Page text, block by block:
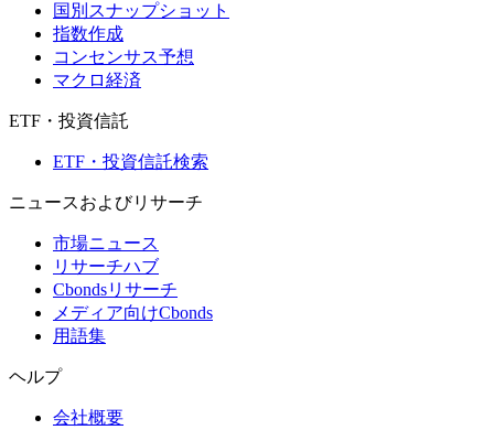
国別スナップショット
指数作成
コンセンサス予想
マクロ経済
ETF・投資信託
ETF・投資信託検索
ニュースおよびリサーチ
市場ニュース
リサーチハブ
Cbondsリサーチ
メディア向けCbonds
用語集
ヘルプ
会社概要